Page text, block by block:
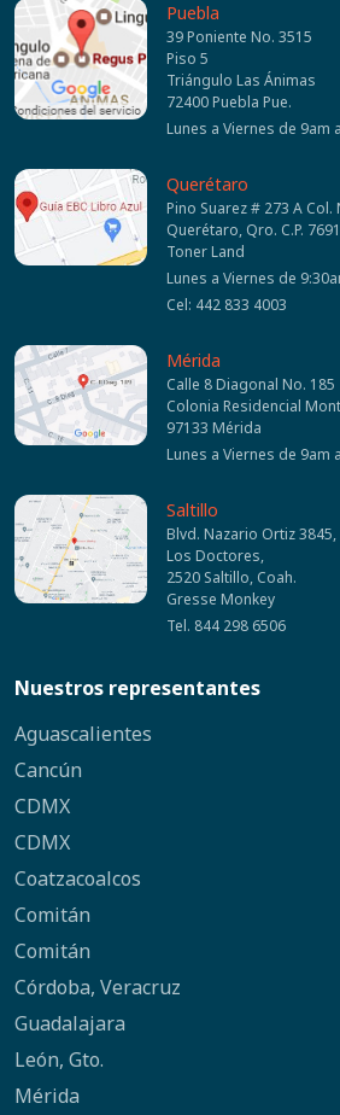
Puebla
39 Poniente No. 3515
Piso 5
Triángulo Las Ánimas
72400 Puebla Pue.
Lunes a Viernes de 9am
Querétaro
Pino Suarez # 273 A
Querétaro, Qro. C.P.
Toner Land
Lunes a Viernes de
Cel: 442 833 4003
Mérida
Calle 8 Diagonal No. 185
Colonia Residencial
97133 Mérida
Lunes a Viernes de 9am
Saltillo
Blvd. Nazario Ortiz 3845,
Los Doctores,
2520 Saltillo, Coah.
Gresse Monkey
Tel. 844 298 6506
Nuestros representantes
Aguascalientes
Cancún
CDMX
CDMX
Coatzacoalcos
Comitán
Comitán
Córdoba, Veracruz
Guadalajara
León, Gto.
Mérida